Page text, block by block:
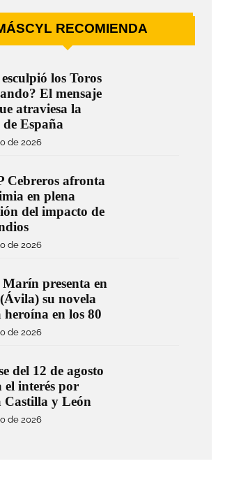
RECOMIENDA
los Toros
El mensaje
atraviesa la
España
de 2026
Cebreros afronta
en plena
del impacto de
de 2026
presenta en
su novela
heroína en los 80
de 2026
del 12 de agosto
el interés por
y León
de 2026